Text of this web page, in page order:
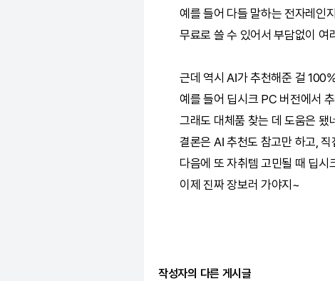
예를 들어 다들 말하는 전자레인
무료로 쓸 수 있어서 부담없이 여
근데 역시AI가 추천해준 걸
예를 들어 딥시크 PC 버전에서
그래도 대체품 찾는 데 도움은 됐
결론은 AI 추천도 참고만 하고,
다음에 또 자취템 고민될 때 딥시
이제 진짜 장보러 가야지~
작성자의 다른 게시글